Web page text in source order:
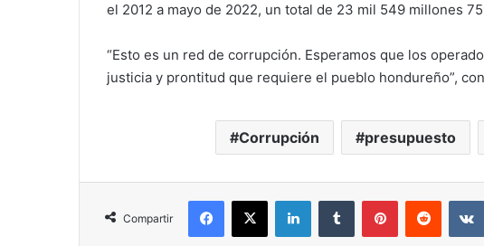
el 2012 a mayo de 2022, un total de 23 mil 549 millones
“Esto es un red de corrupción. Esperamos que los
justicia y prontitud que requiere el pueblo hondureño”,
Corrupción presupuesto
Compartir
Facebook
X LinkedInTumblr PinterestReddit